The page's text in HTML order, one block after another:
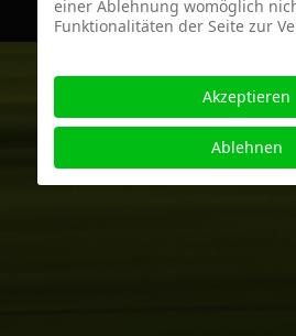
einer Ablehnung womöglich
Funktionalitäten der Seite zur
Akzeptieren
Ablehnen